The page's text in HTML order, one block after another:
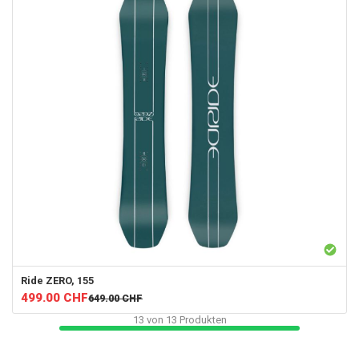
Ride ZERO, 155
499.00 CHF649.00 CHF
13 von 13 Produkten